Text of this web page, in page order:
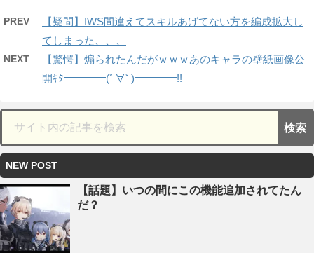
PREV
【疑問】IWS間違えてスキルあげてない方を編成拡大し
てしまった、、、
NEXT
【驚愕】煽られたんだがｗｗｗあのキャラの壁紙画像公
開ｷﾀ━━━━(ﾟ∀ﾟ)━━━━!!
NEW POST
【話題】いつの間にこの機能追加されてたん
だ？